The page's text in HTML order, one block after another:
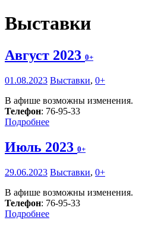
Выставки
Август 2023 0+
01.08.2023 Выставки, 0+
В афише возможны изменения.
Телефон: 76-95-33
Подробнее
Июль 2023 0+
29.06.2023 Выставки, 0+
В афише возможны изменения.
Телефон: 76-95-33
Подробнее